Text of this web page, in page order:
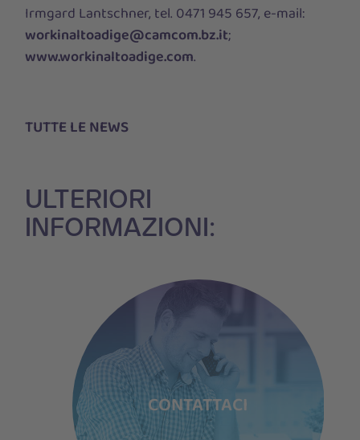
Irmgard Lantschner, tel. 0471 945 657, e-mail:
workinaltoadige@camcom.bz.it;
www.workinaltoadige.com.
TUTTE LE NEWS
ULTERIORI
INFORMAZIONI:
CONTATTACI